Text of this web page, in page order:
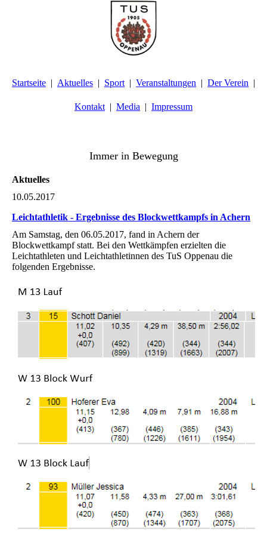
Startseite Aktuelles Sport Veranstaltungen Der Verein
Kontakt Media Impressum
Immer in Bewegung
Aktuelles
10.05.2017
Leichtathletik - Ergebnisse des Blockwettkampfs in Achern
Am Samstag, den 06.05.2017, fand in Achern der
Blockwettkampf statt. Bei den Wettkämpfen erzielten die
Leichtathleten und Leichtathletinnen des TuS Oppenau die
folgenden Ergebnisse.